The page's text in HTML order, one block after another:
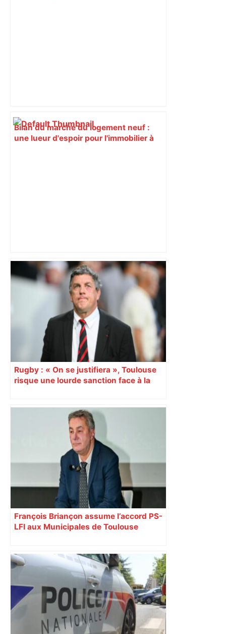
Bilan du marché du logement neuf :
une lueur d'espoir pour l'immobilier à
Mort mystérieuse près de Toulouse :
une émission de M6 revient sur l'affaire
Christian Abraham, retrouvé la gorge
tranchée et recouvert de feuilles il y a
deux ans – ladepeche.fr
Rugby : « On se justifiera », Toulouse
risque une lourde sanction face à la
François Briançon assume l’accord PS-
LFI aux Municipales de Toulouse